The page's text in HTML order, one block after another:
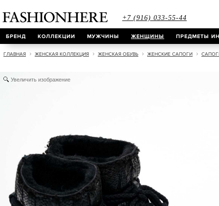
+7 (916) 033-55-44
БРЕНД КОЛЛЕКЦИИ МУЖЧИНЫ ЖЕНЩИНЫ ПРЕДМЕТЫ
ГЛАВНАЯ ЖЕНСКАЯ КОЛЛЕКЦИЯ ЖЕНСКАЯ ОБУВЬ ЖЕНСКИЕ САПОГИ
Увеличить изображение